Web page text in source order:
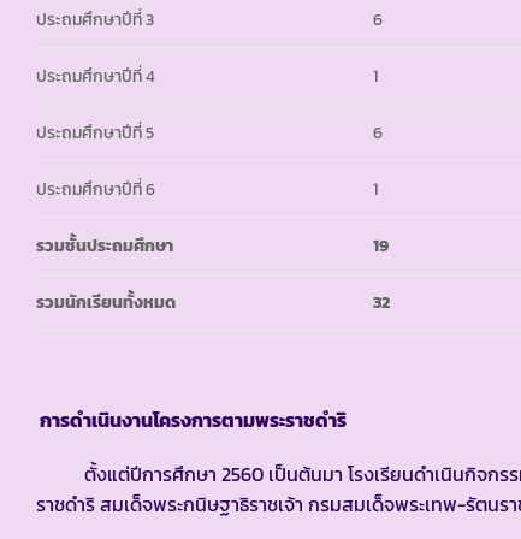
ประถมศึกษาปีที่ 3 6
ประถมศึกษาปีที่ 4 1
ประถมศึกษาปีที่ 5 6
ประถมศึกษาปีที่ 6 1
รวมชั้นประถมศึกษา 19
รวมนักเรียนทั้งหมด 32
การดำเนินงานโครงการตามพระราชดำริ
ตั้งแต่ปีการศึกษา 2560 เป็นต้นมา โรงเรียนดำเนินกิจกร
ราชดำริ สมเด็จพระกนิษฐาธิราชเจ้า กรมสมเด็จพระเทพ-รัต